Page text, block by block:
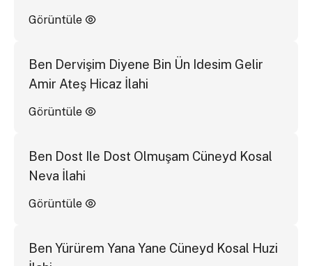
Görüntüle
Ben Dervişim Diyene Bin Ün Idesim Gelir
Amir Ateş Hicaz İlahi
Görüntüle
Ben Dost Ile Dost Olmuşam Cüneyd Kosal
Neva İlahi
Görüntüle
Ben Yürürem Yana Yane Cüneyd Kosal Huzi